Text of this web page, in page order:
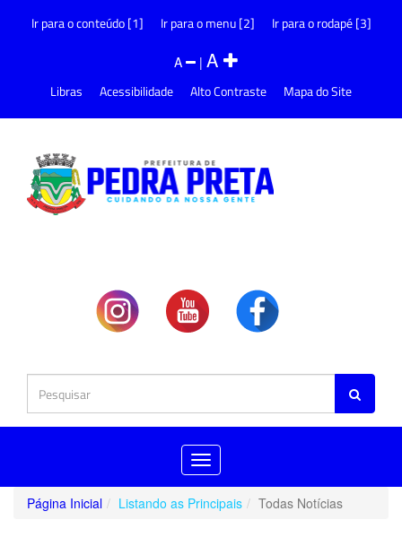
Ir para o conteúdo [1] Ir para o menu [2] Ir para o rodapé [3]
A |A
Libras Acessibilidade Alto Contraste Mapa do Site
Toggle
navigation
Página Inicial
Listando as Principais Todas Notícias